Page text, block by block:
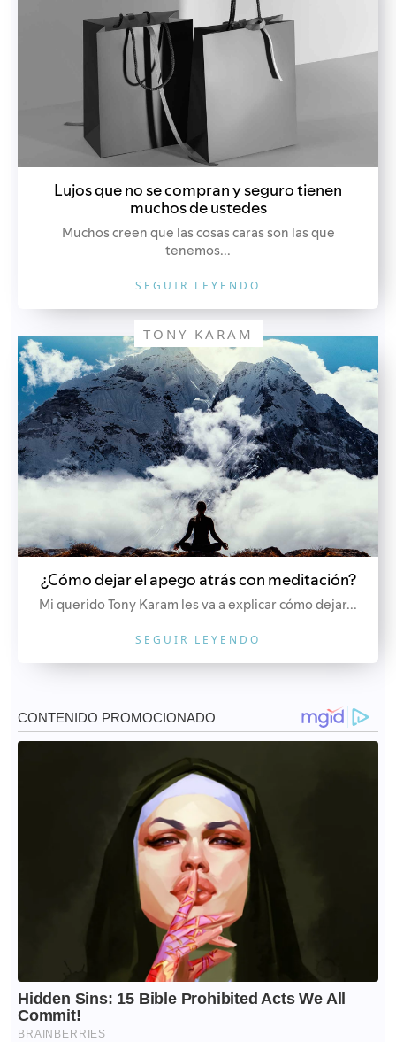
Lujos que no se compran y seguro tienen
muchos de ustedes
Muchos creen que las cosas caras son las que
tenemos...
SEGUIR LEYENDO
TONY KARAM
¿Cómo dejar el apego atrás con meditación?
Mi querido Tony Karam les va a explicar cómo dejar...
SEGUIR LEYENDO